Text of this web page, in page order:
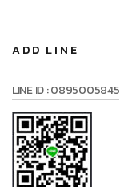
ADD LINE
LINE ID : 0895005845